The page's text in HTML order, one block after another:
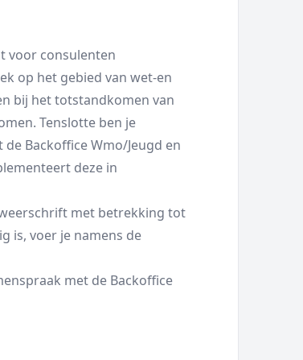
voor consulenten
op het gebied van wet-en
bij het totstandkomen van
Tenslotte ben je
Backoffice Wmo/Jeugd en
deze in
met betrekking tot
is, voer je namens de
met de Backoffice